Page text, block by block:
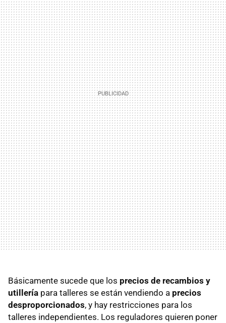
Básicamente sucede que los precios de recambios y
utillería para talleres se están vendiendo a precios
desproporcionados, y hay restricciones para los
talleres independientes. Los reguladores quieren poner